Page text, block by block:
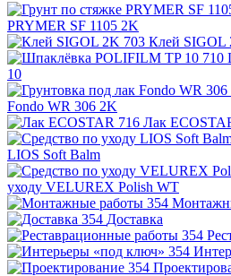
PRYMER SF 1105 2K
Клей SIGOL
10
Fondo WR 306 2K
Лак
LIOS Soft Balm
уходу VELUREX Polish WT
Доставка